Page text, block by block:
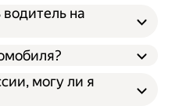
на
могу ли я